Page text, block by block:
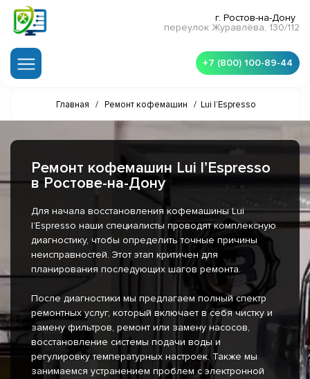
г. Ростов-на-Дону
переулок Журавлёва, 130/112
+7 (800) 100-89-44
Главная / Ремонт кофемашин / Lui l’Espresso
Ремонт кофемашин Lui l’Espresso
в Ростове-на-Дону
Для начала восстановления кофемашины Lui
l’Espresso наши специалисты проводят комплексную
диагностику, чтобы определить точные причины
неисправностей. Этот этап критичен для
планирования последующих шагов ремонта.
После диагностики мы предлагаем полный спектр
ремонтных услуг, который включает в себя чистку и
замену фильтров, ремонт или замену насосов,
восстановление системы подачи воды и
регулировку температурных настроек. Также мы
занимаемся устранением проблем с электронной